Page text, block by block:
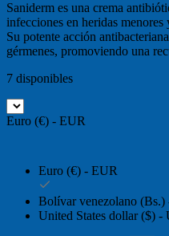
Saniderm es una crema
infecciones en heridas
Su potente acción
gérmenes, promoviendo una
7 disponibles
Euro (€) - EUR
Euro (€) - EUR
Bolívar venezolano (Bs.)
United States dollar ($) -